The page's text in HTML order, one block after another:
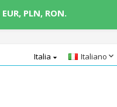
PLN, RON.
Italia Italiano